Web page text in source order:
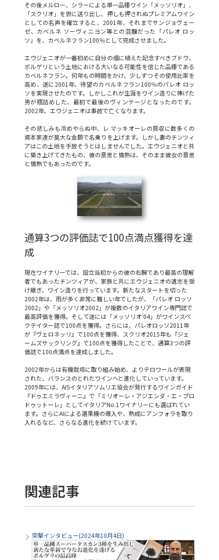
その後メルロー、シラーによる単一品種ワイン「メッソリオ」、
「スクリオ」を世に送り出し、押しも押されぬプレミアムワイン
としての名声を確立すると、2001年、それまでサンジョヴェー
ゼ、カベルネ ソーヴィニヨン等との混醸だった「パレオ ロッ
ソ」を、カベルネフラン100％として完成させました。
エウジェニオが一番初めに自分の畑に植えた記念すべきブドウ、
ボルゲリという土地における大いなる可能性を信じた品種である
カベルネフラン。何年もの時間をかけ、少しずつその使用比率を
高め、遂に2001年、待望のカベルネフラン100％のパレオ ロッ
ソを実現させたのです。しかしこれが生涯をワイン造りに捧げた
男が瓶詰めした、最初で最後のヴィンテージとなったのです。
2002年、エウジェニオは事故で亡くなります。
その悲しみも冷めやらぬ中、レ マッキオーレの買収に数多くの
資本家達が莫大な金額で名乗りを上げます。しかし妻のチンツィ
アはこの土地を手放そうとはしませんでした。エウジェニオと共
に築き上げてきたもの、彼の意思と情熱は、そのまま彼女の意思
と情熱でもあったのです。
通算3つの評価誌で100点満点獲得を達
成
現在ワイナリーでは、設立当初からの彼の右腕であり最高の理解
者でもあったチンツィアが、家族と共にエウジェニオの遺志を受
け継ぎ、ワイン造りを行っています。新たなスタートを切った
2002年は、雨が多く非常に難しい年でしたが、「パレオ ロッソ
2002」や「メッソリオ2002」が複数のイタリアワイン専門誌で
最高評価を獲得。そして遂には「メッソリオ‘04」がワインスペ
クテイター誌で100点を獲得。さらには、パレオロッソ2011年
が『ヴェロネッリ』で100点を獲得、スクリオ2015年も『ジェ
ームズサックリング』で100点を獲得したことで、通算3つの評
価誌で100点満点を達成しました。
2002年からは有機栽培に取り組み始め、よりテロワールが表現
された、バランスのとれたワインへと進化していっています。
2009年には、AISイタリアソムリエ協会が発行するワインガイド
『ドゥエミラヴィーニ』で「ミリオーレ・アジエンダ・エ・プロ
ドゥットーレ」としてイタリアNo.1ワイナリーにも選ばれてい
ます。さらにAIによる選果機の導入や、熟成にアンフォラを取り
入れるなど、さらなる進化を続けています。
関連記事
突撃インタビュー(2024年10月4日)